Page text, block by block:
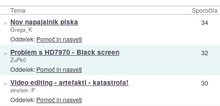
Tema Sporočila
» Nov napajalnik piska
Grega_K
Oddelek: Pomoč in nasveti
34
» Problem s HD7970 - Black screen
ZuPk0
Oddelek: Pomoč in nasveti
32
» Video editing - artefakti - katastrofa!
einstein :P
Oddelek: Pomoč in nasveti
30